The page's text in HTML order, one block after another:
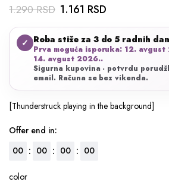
1.290RSD Originalna
cena
je
bila:
1.290 RSD.
1.161 RSDTrenutna
cena
je:
1.161 RSD.
✓ Roba stiže za 3 do 5 radnih
Prva moguća isporuka: 12.
14. avgust 2026..
Sigurna kupovina - potvrdu
email. Računa se bez vikenda.
[Thunderstruck playing in the background]
Offer end in:
00 : 00 : 00 : 00
color